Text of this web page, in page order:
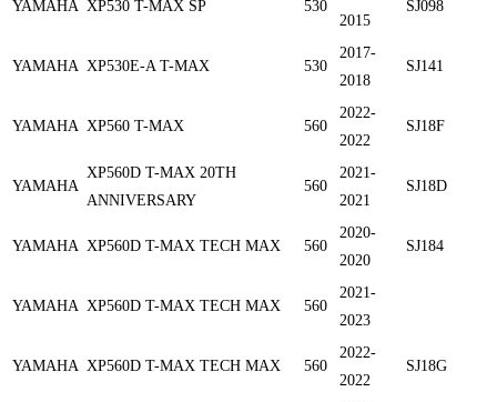
YAMAHA XP530 T-MAX SP 530
2015
SJ098
YAMAHA XP530E-A T-MAX 530
2017-
2018
SJ141
YAMAHA XP560 T-MAX 560
2022-
2022
SJ18F
YAMAHA
XP560D T-MAX 20TH
ANNIVERSARY
560
2021-
2021
SJ18D
YAMAHA XP560D T-MAX TECH MAX 560
2020-
2020
SJ184
YAMAHA XP560D T-MAX TECH MAX 560
2021-
2023
YAMAHA XP560D T-MAX TECH MAX 560
2022-
2022
SJ18G